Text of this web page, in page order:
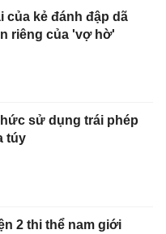
của kẻ đánh đập dã
riêng của 'vợ hờ'
sử dụng trái phép
túy
2 thi thể nam giới